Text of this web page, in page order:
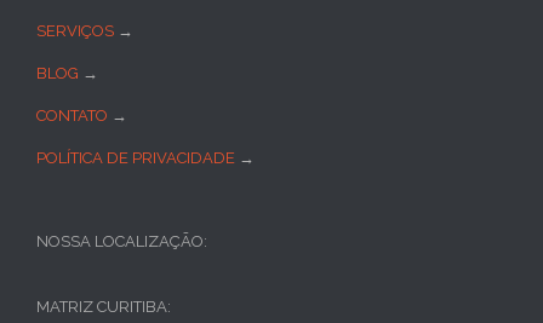
SERVIÇOS →
BLOG →
CONTATO →
POLÍTICA DE PRIVACIDADE →
NOSSA LOCALIZAÇÃO:
MATRIZ CURITIBA: